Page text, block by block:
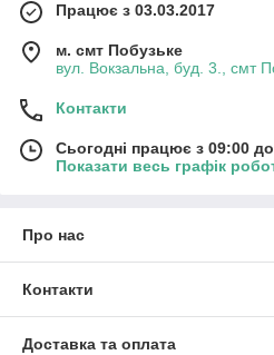
Працює з 03.03.2017
м. смт Побузьке
вул. Вокзальна, буд. 3., смт
Контакти
Сьогодні працює з 09:00
Показати весь графік
Про нас
Контакти
Доставка та оплата